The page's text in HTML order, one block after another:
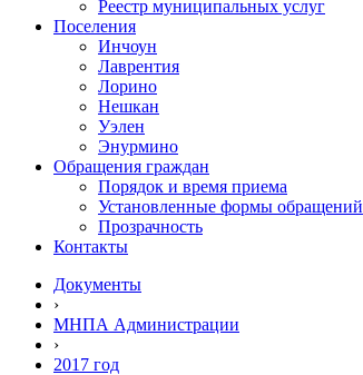
Реестр муниципальных услуг
Поселения
Инчоун
Лаврентия
Лорино
Нешкан
Уэлен
Энурмино
Обращения граждан
Порядок и время приема
Установленные формы обращений
Прозрачность
Контакты
Документы
›
МНПА Администрации
›
2017 год